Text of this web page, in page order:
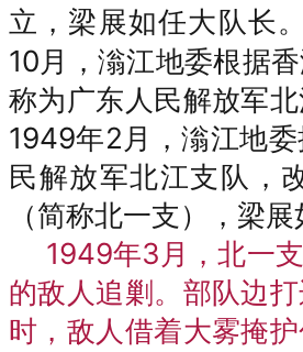
立，梁展如任大队长
10月，滃江地委根据
称为广东人民解放军
1949年2月，滃江地
民解放军北江支队，
（简称北一支），梁
1949年3月，北一
的敌人追剿。部队边
时，敌人借着大雾掩